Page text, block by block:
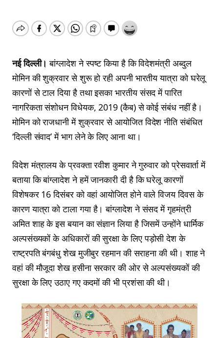
नई दिल्ली। बांग्लादेश ने स्पष्ट किया है कि विदेशमंत्री अब्दुल
मोमिन की शुक्रवार से शुरू हो रही अपनी भारतीय यात्रा को घरेलू
कारणों से टाल दिया है तथा इसका भारतीय संसद में पारित
नागरिकता संशोधन विधेयक, 2019 (कैब) से कोई संबंध नहीं है।
मोमिन को राजधानी में शुक्रवार से आयोजित विदेश नीति संबंधित
‘दिल्ली संवाद’ में भाग लेने के लिए आना था।
विदेश मंत्रालय के प्रवक्ता रवीश कुमार ने गुरुवार को प्रेसवार्ता में
बताया कि बांग्लादेश ने हमें जानकारी दी है कि घरेलू कारणों
विशेषकर 16 दिसंबर को वहां आयोजित होने वाले विजय दिवस के
कारण यात्रा को टाला गया है। बांग्लादेश ने संसद में गृहमंत्री
अमित शाह के इस बयान का संज्ञान लिया है जिसमें उन्होंने धार्मिक
अल्पसंख्यकों के अधिकारों की सुरक्षा के लिए पड़ोसी देश के
राष्ट्रपति बंगबंधु शेख मुजीबुर रहमान की सराहना की थी। शाह ने
वहां की मौजूदा शेख हसीना सरकार की ओर से अल्पसंख्यकों की
सुरक्षा के लिए उठाए गए कदमों की भी प्रशंसा की थी।